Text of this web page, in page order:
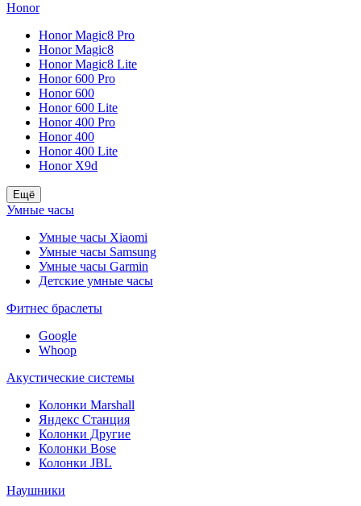
Honor
Honor Magic8 Pro
Honor Magic8
Honor Magic8 Lite
Honor 600 Pro
Honor 600
Honor 600 Lite
Honor 400 Pro
Honor 400
Honor 400 Lite
Honor X9d
Ещё
Умные часы
Умные часы Xiaomi
Умные часы Samsung
Умные часы Garmin
Детские умные часы
Фитнес браслеты
Google
Whoop
Акустические системы
Колонки Marshall
Яндекс Станция
Колонки Другие
Колонки Bose
Колонки JBL
Наушники